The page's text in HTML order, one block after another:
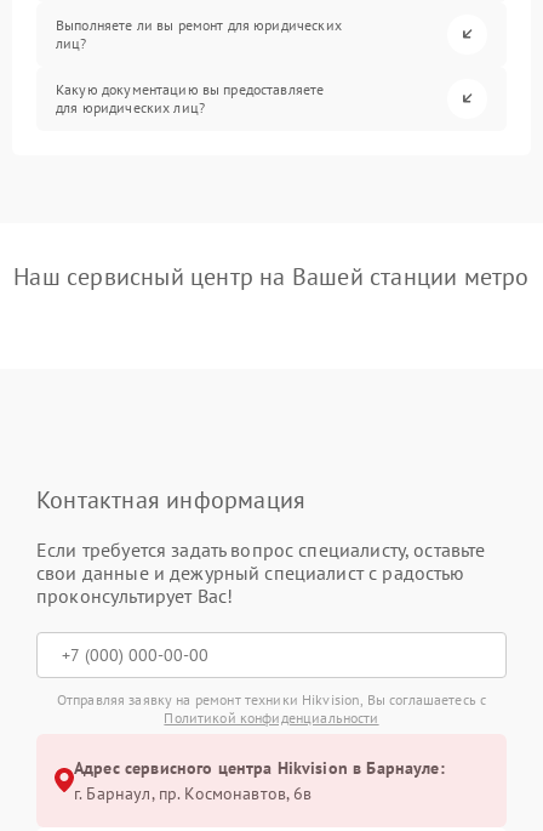
Выполняете ли вы ремонт для юридических
лиц?
Какую документацию вы предоставляете
для юридических лиц?
Наш сервисный центр на Вашей станции метро
Контактная информация
Если требуется задать вопрос специалисту, оставьте
свои данные и дежурный специалист с радостью
проконсультирует Вас!
Отправляя заявку на ремонт техники Hikvision, Вы соглашаетесь с
Политикой конфиденциальности
Адрес сервисного центра Hikvision в Барнауле:
г. Барнаул, ​пр. Космонавтов, 6в